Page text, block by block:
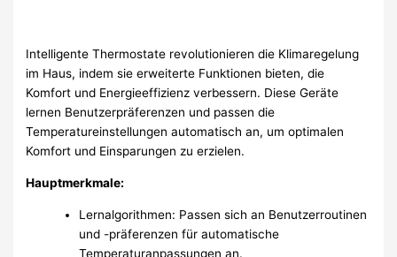
Intelligente Thermostate revolutionieren die Klimaregelung
im Haus, indem sie erweiterte Funktionen bieten, die
Komfort und Energieeffizienz verbessern. Diese Geräte
lernen Benutzerpräferenzen und passen die
Temperatureinstellungen automatisch an, um optimalen
Komfort und Einsparungen zu erzielen.
Hauptmerkmale:
Lernalgorithmen: Passen sich an Benutzerroutinen
und -präferenzen für automatische
Temperaturanpassungen an.